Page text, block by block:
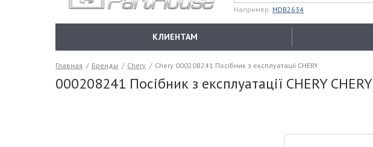
Например: MDB2634
КЛИЕНТАМ
Главная / Бренды / Chery / Chery 000208241 Посібник з експлуатації CHERY
000208241 Посібник з експлуатації CHERY CHERY